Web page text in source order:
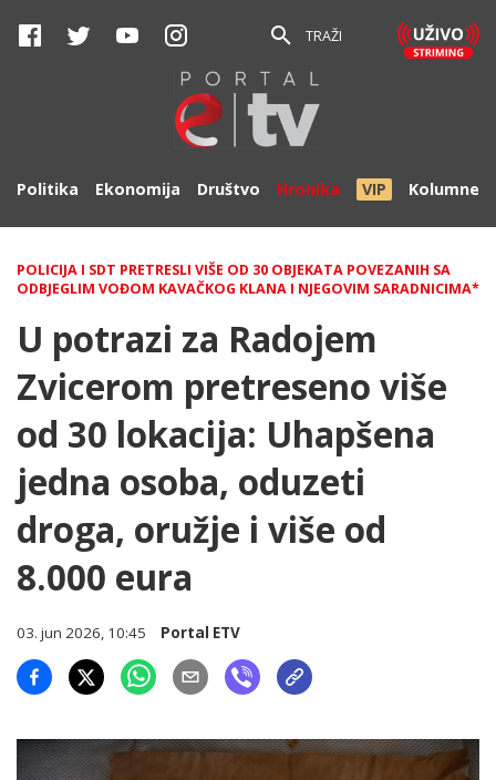
TRAŽI
Politika Ekonomija Društvo Hronika VIP Kolumne
POLICIJA I SDT PRETRESLI VIŠE OD 30 OBJEKATA POVEZANIH SA
ODBJEGLIM VOĐOM KAVAČKOG KLANA I NJEGOVIM SARADNICIMA*
U potrazi za Radojem
Zvicerom pretreseno više
od 30 lokacija: Uhapšena
jedna osoba, oduzeti
droga, oružje i više od
8.000 eura
03. jun 2026, 10:45 Portal ETV